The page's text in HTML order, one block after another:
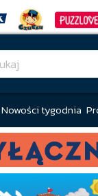
Nowości tygodnia